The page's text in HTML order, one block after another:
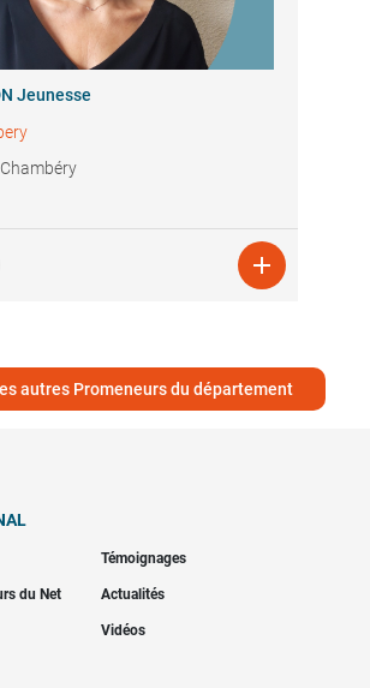
Jeunesse

autres Promeneurs du département
Témoignages
du Net Actualités
Vidéos